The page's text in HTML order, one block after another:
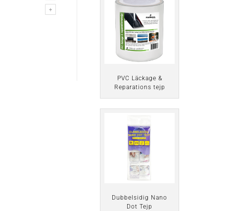
PVC Läckage &
Reparations tejp
Dubbelsidig Nano
Dot Tejp